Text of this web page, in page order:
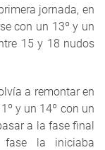
jornada, en
con un 13º y un
15 y 18 nudos
a remontar en
y un 14º con un
a la fase final
fase la iniciaba